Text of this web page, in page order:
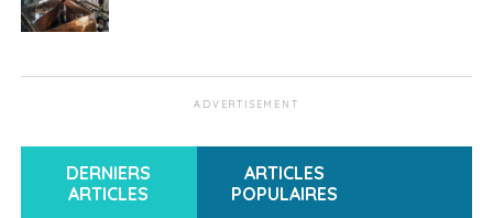
ADVERTISEMENT
DERNIERS
ARTICLES
ARTICLES
POPULAIRES